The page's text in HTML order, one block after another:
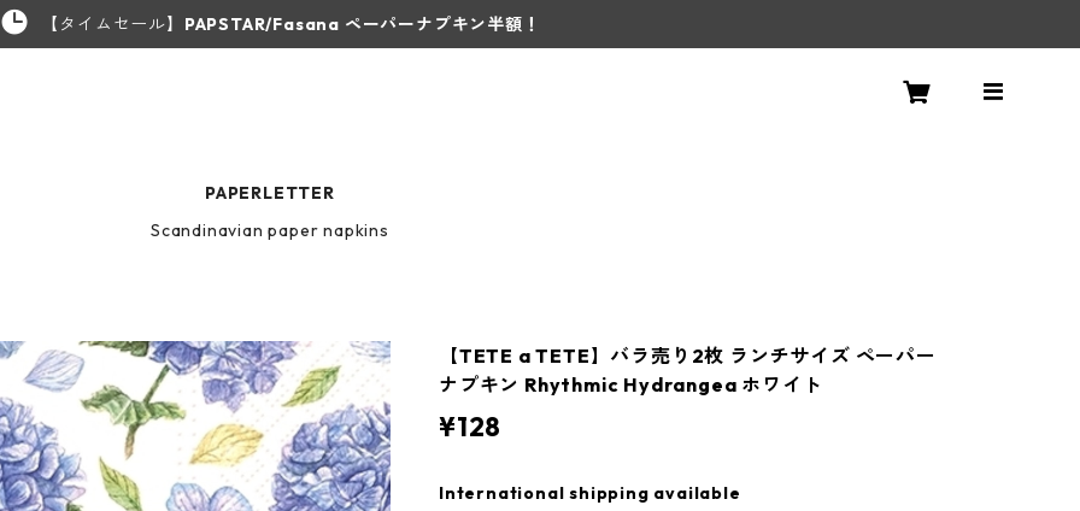
【タイムセール】 PAPSTAR/Fasana ペーパーナプキン半額！
PAPERLETTER
Scandinavian paper napkins
【TETE a TETE】バラ売り2枚 ランチサイズ ペーパー
ナプキン Rhythmic Hydrangea ホワイト
¥128
International shipping available